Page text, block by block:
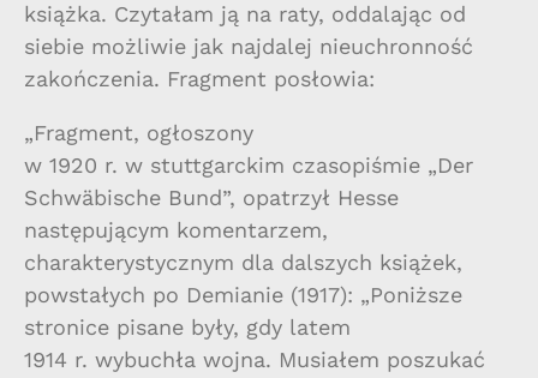
książka. Czytałam ją na raty, oddalając od
siebie możliwie jak najdalej nieuchronność
zakończenia. Fragment posłowia:
„Fragment, ogłoszony
w 1920 r. w stuttgarckim czasopiśmie „Der
Schwäbische Bund”, opatrzył Hesse
następującym komentarzem,
charakterystycznym dla dalszych książek,
powstałych po Demianie (1917): „Poniższe
stronice pisane były, gdy latem
1914 r. wybuchła wojna. Musiałem poszukać